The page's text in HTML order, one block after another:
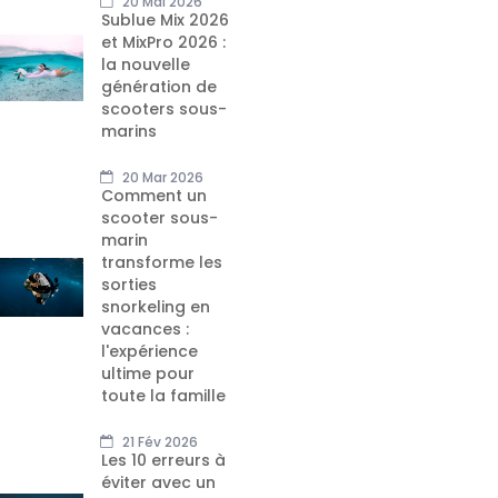
Sublue Mix 2026
et MixPro 2026 :
la nouvelle
génération de
scooters sous-
marins
20 Mar 2026
Comment un
scooter sous-
marin
transforme les
sorties
snorkeling en
vacances :
l'expérience
ultime pour
toute la famille
21 Fév 2026
Les 10 erreurs à
éviter avec un